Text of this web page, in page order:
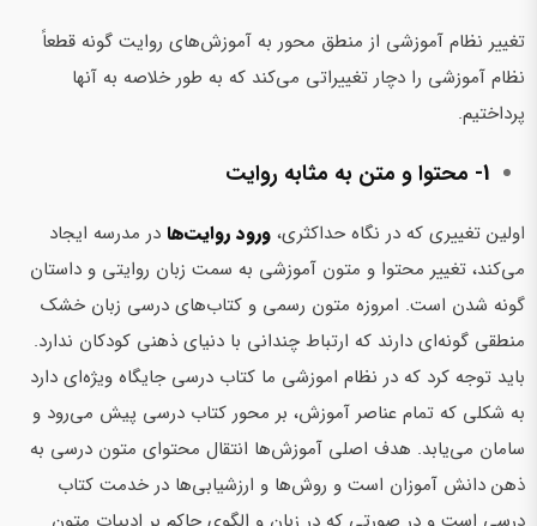
تغییر نظام آموزشی از منطق محور به آموزش‌های روایت گونه قطعاً
نظام آموزشی را دچار تغییراتی می‌کند که به طور خلاصه به آنها
پرداختیم.
1- محتوا و متن به مثابه روایت
اولین تغییری که در نگاه حداکثری، ورود روایت‌ها در مدرسه ایجاد
می‌کند، تغییر محتوا و متون آموزشی به سمت زبان روایتی و داستان
گونه شدن است. امروزه متون رسمی و کتاب‌های درسی زبان خشک
منطقی گونه‌ای دارند که ارتباط چندانی با دنیای ذهنی کودکان ندارد.
باید توجه کرد که در نظام اموزشی ما کتاب درسی جایگاه ویژه‌ای دارد
به شکلی که تمام عناصر آموزش، بر محور کتاب درسی پیش می‌رود و
سامان می‌یابد. هدف اصلی آموزش‌ها انتقال محتوای متون درسی به
ذهن دانش آموزان است و روش‌ها و ارزشیابی‌ها در خدمت کتاب